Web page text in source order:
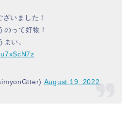
いました！
のって好物！
い。
August 19, 2022